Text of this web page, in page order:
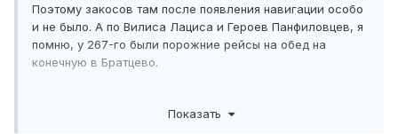
Поэтому закосов там после появления навигации особо
и не было. А по Вилиса Лациса и Героев Панфиловцев, я
помню, у 267-го были порожние рейсы на обед на
конечную в Братцево.
НЭЖАН и водителям разрешалось пропускать отметку
Показать